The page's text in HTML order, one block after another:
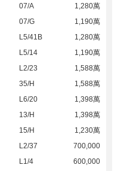
07/A
1,280萬
07/G
1,190萬
L5/41B
1,280萬
L5/14
1,190萬
L2/23
1,588萬
35/H
1,588萬
L6/20
1,398萬
13/H
1,398萬
15/H
1,230萬
L2/37
700,000
L1/4
600,000